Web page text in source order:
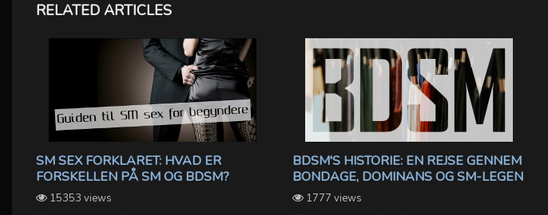
RELATED ARTICLES
SM SEX FORKLARET: HVAD ER
FORSKELLEN PÅ SM OG BDSM?
15353 views
BDSM'S HISTORIE: EN REJSE GENNEM
BONDAGE, DOMINANS OG SM-LEGEN
1777 views